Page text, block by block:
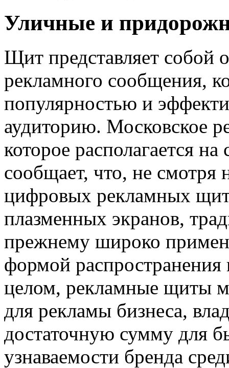
Уличные и
Щит представляет собой
рекламного сообщения,
популярностью и
аудиторию. Московское
которое располагается на
сообщает, что, не смотря
цифровых рекламных
плазменных экранов,
прежнему широко
формой
целом, рекламные щиты
для рекламы бизнеса,
достаточную сумму для
узнаваемости бренда